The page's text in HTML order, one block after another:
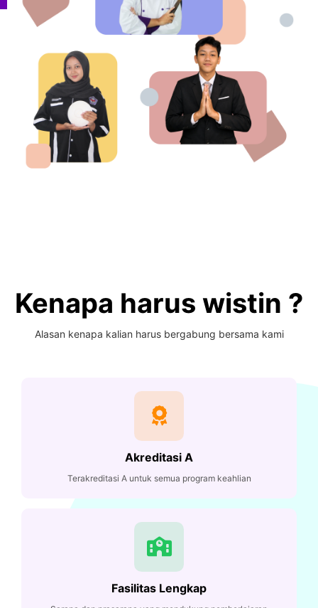
Kenapa harus wistin ?
Alasan kenapa kalian harus bergabung bersama kami
Akreditasi A
Terakreditasi A untuk semua program keahlian
Fasilitas Lengkap